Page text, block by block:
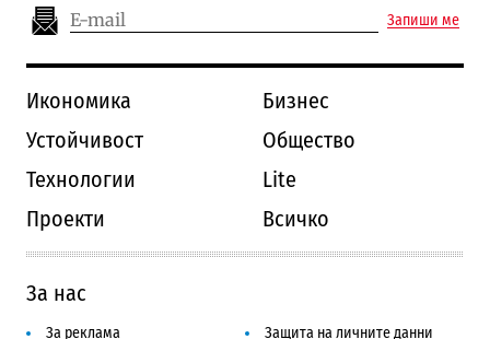
Запиши ме
Икономика
Бизнес
Устойчивост
Общество
Технологии
Lite
Проекти
Всичко
За нас
За реклама Защита на личните данни